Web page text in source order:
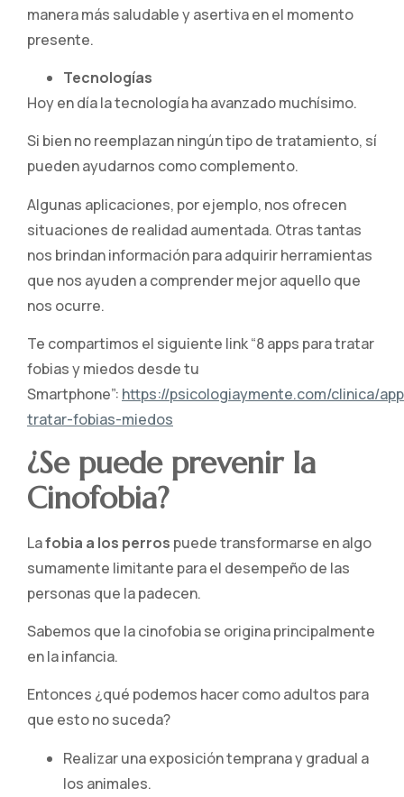
manera más saludable y asertiva en el momento
presente.
Tecnologías
Hoy en día la tecnología ha avanzado muchísimo.
Si bien no reemplazan ningún tipo de tratamiento, sí
pueden ayudarnos como complemento.
Algunas aplicaciones, por ejemplo, nos ofrecen
situaciones de realidad aumentada. Otras tantas
nos brindan información para adquirir herramientas
que nos ayuden a comprender mejor aquello que
nos ocurre.
Te compartimos el siguiente link “8 apps para tratar
fobias y miedos desde tu
Smartphone”: https://psicologiaymente.com/clinica/
tratar-fobias-miedos
¿Se puede prevenir la
Cinofobia?
Lafobia a los perros puede transformarse en algo
sumamente limitante para el desempeño de las
personas que la padecen.
Sabemos que la cinofobia se origina principalmente
en la infancia.
Entonces ¿qué podemos hacer como adultos para
que esto no suceda?
Realizar una exposición temprana y gradual a
los animales.